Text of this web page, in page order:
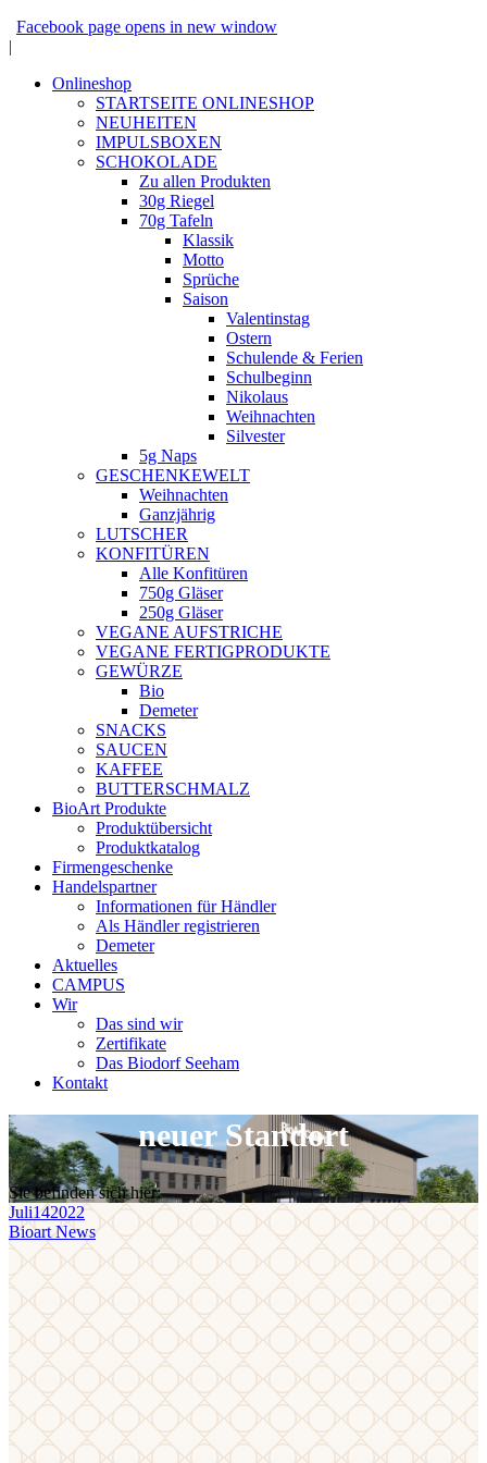
Facebook page opens in new window
|
Onlineshop
STARTSEITE ONLINESHOP
NEUHEITEN
IMPULSBOXEN
SCHOKOLADE
Zu allen Produkten
30g Riegel
70g Tafeln
Klassik
Motto
Sprüche
Saison
Valentinstag
Ostern
Schulende & Ferien
Schulbeginn
Nikolaus
Weihnachten
Silvester
5g Naps
GESCHENKEWELT
Weihnachten
Ganzjährig
LUTSCHER
KONFITÜREN
Alle Konfitüren
750g Gläser
250g Gläser
VEGANE AUFSTRICHE
VEGANE FERTIGPRODUKTE
GEWÜRZE
Bio
Demeter
SNACKS
SAUCEN
KAFFEE
BUTTERSCHMALZ
BioArt Produkte
Produktübersicht
Produktkatalog
Firmengeschenke
Handelspartner
Informationen für Händler
Als Händler registrieren
Demeter
Aktuelles
CAMPUS
Wir
Das sind wir
Zertifikate
Das Biodorf Seeham
Kontakt
neuer Standort
Sie befinden sich hier:
Juli142022
Bioart News